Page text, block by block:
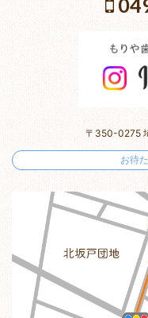
〒350-0275
お待